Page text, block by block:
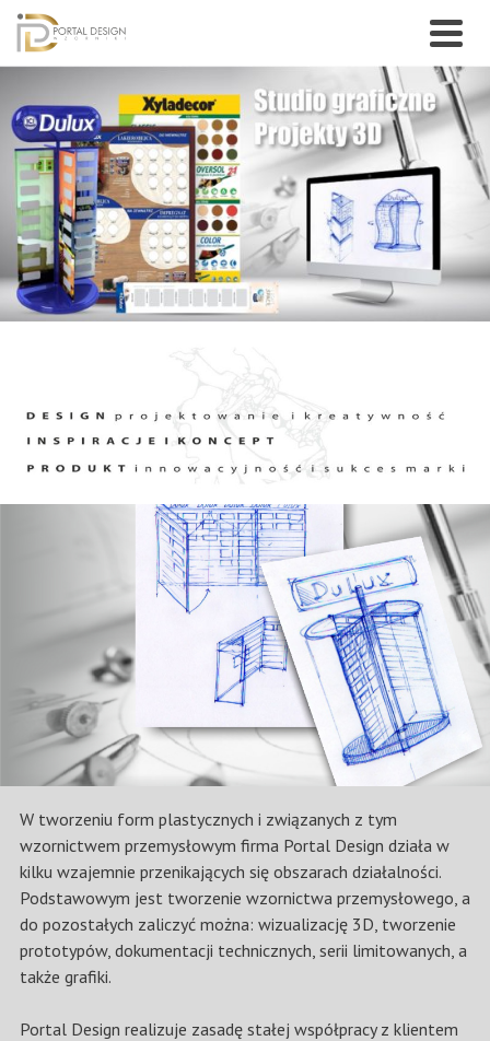
W tworzeniu form plastycznych i związanych z tym
wzornictwem przemysłowym firma Portal Design działa w
kilku wzajemnie przenikających się obszarach działalności.
Podstawowym jest tworzenie wzornictwa przemysłowego, a
do pozostałych zaliczyć można: wizualizację 3D, tworzenie
prototypów, dokumentacji technicznych, serii limitowanych, a
także grafiki.
Portal Design realizuje zasadę stałej współpracy z klientem